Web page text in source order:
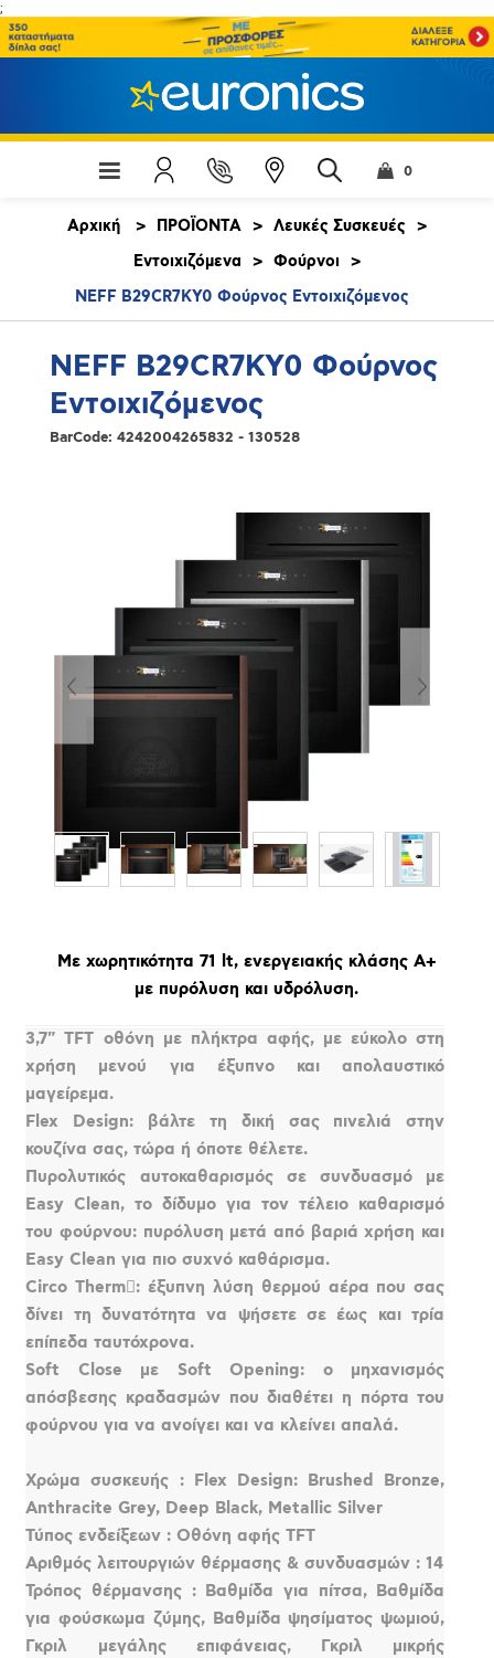
;
0
Αρχική > ΠΡΟΪΟΝΤΑ > Λευκές Συσκευές
>
Εντοιχιζόμενα
> Φούρνοι
>
NEFF B29CR7KY0 Φούρνος Εντοιχιζόμενος
NEFF B29CR7KY0 Φούρνος
Εντοιχιζόμενος
BarCode: 4242004265832 - 130528
Με χωρητικότητα 71 lt, ενεργειακής κλάσης Α+
με πυρόλυση και υδρόλυση.
3,7" TFT οθόνη με πλήκτρα αφής, με εύκολο στη
χρήση μενού για έξυπνο και απολαυστικό
μαγείρεμα.
Flex Design: βάλτε τη δική σας πινελιά στην
κουζίνα σας, τώρα ή όποτε θέλετε.
Πυρολυτικός αυτοκαθαρισμός σε συνδυασμό με
Easy Clean, το δίδυμο για τον τέλειο καθαρισμό
του φούρνου: πυρόλυση μετά από βαριά χρήση και
Easy Clean για πιο συχνό καθάρισμα.
Circo Therm: έξυπνη λύση θερμού αέρα που σας
δίνει τη δυνατότητα να ψήσετε σε έως και τρία
επίπεδα ταυτόχρονα.
Soft Close με Soft Opening: ο μηχανισμός
απόσβεσης κραδασμών που διαθέτει η πόρτα του
φούρνου για να ανοίγει και να κλείνει απαλά.
Χρώμα συσκευής : Flex Design: Brushed Bronze,
Anthracite Grey, Deep Black, Metallic Silver
Τύπος ενδείξεων : Οθόνη αφής TFT
Αριθμός λειτουργιών θέρμασης & συνδυασμών : 14
Τρόπος θέρμανσης : Βαθμίδα για πίτσα, Βαθμίδα
για φούσκωμα ζύμης, Βαθμίδα ψησίματος ψωμιού,
Γκριλ μεγάλης επιφάνειας, Γκριλ μικρής